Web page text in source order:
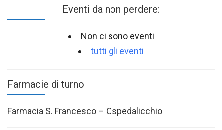
Eventi da non perdere:
Non ci sono eventi
tutti gli eventi
Farmacie di turno
Farmacia S. Francesco – Ospedalicchio